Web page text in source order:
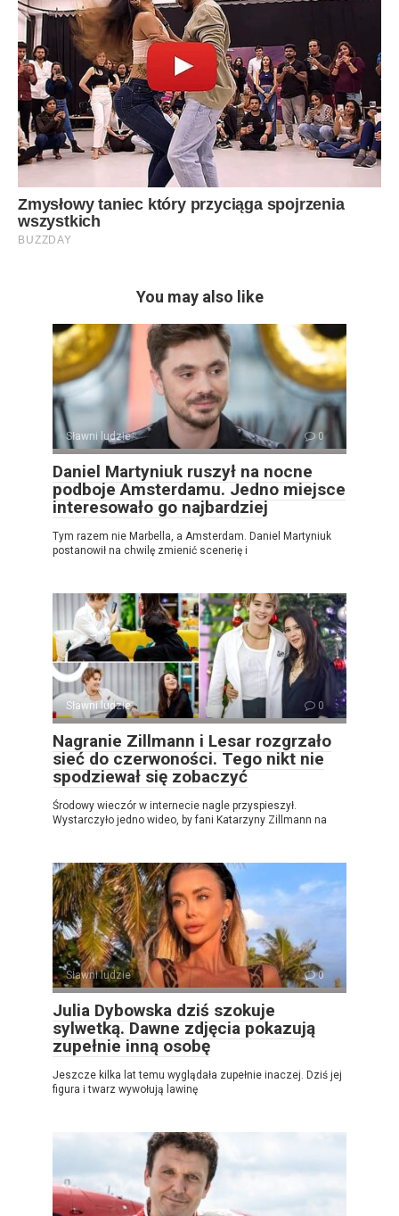
You may also like
Sławni ludzie 0
Daniel Martyniuk ruszył na nocne
podboje Amsterdamu. Jedno miejsce
interesowało go najbardziej
Tym razem nie Marbella, a Amsterdam. Daniel Martyniuk
postanowił na chwilę zmienić scenerię i
Sławni ludzie 0
Nagranie Zillmann i Lesar rozgrzało
sieć do czerwoności. Tego nikt nie
spodziewał się zobaczyć
Środowy wieczór w internecie nagle przyspieszył.
Wystarczyło jedno wideo, by fani Katarzyny Zillmann na
Sławni ludzie 0
Julia Dybowska dziś szokuje
sylwetką. Dawne zdjęcia pokazują
zupełnie inną osobę
Jeszcze kilka lat temu wyglądała zupełnie inaczej. Dziś jej
figura i twarz wywołują lawinę